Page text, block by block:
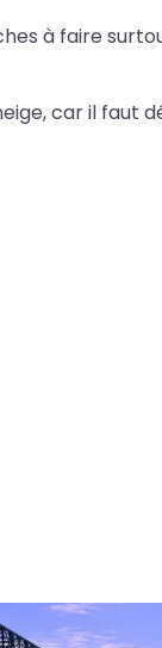
à faire
car il faut